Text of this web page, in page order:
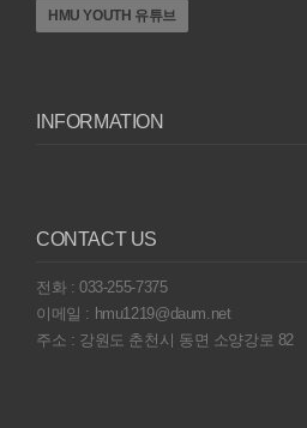
HMU YOUTH 유튜브
INFORMATION
CONTACT US
전화 : 033-255-7375
이메일 : hmu1219@daum.net
주소 : 강원도 춘천시 동면 소양강로 82